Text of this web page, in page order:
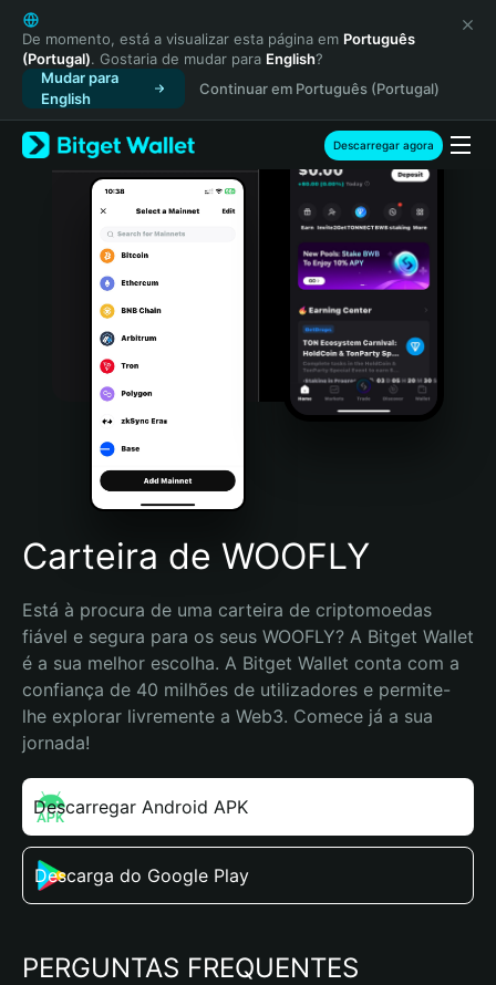
English
日本語
Tiếng Việt
Русский
Español (Latinoamérica)
Türkçe
Italiano
Português (Portugal)
Bahasa Indonesia
Português (Brasil)
Español (Argentina)
De momento, está a visualizar esta página em Português
(Portugal). Gostaria de mudar para English?
Mudar para
English
Continuar em Português (Portugal)
Descarregar agora
Carteira de WOOFLY
Está à procura de uma carteira de criptomoedas
fiável e segura para os seus WOOFLY? A Bitget Wallet
é a sua melhor escolha. A Bitget Wallet conta com a
confiança de 40 milhões de utilizadores e permite-
lhe explorar livremente a Web3. Comece já a sua
jornada!
Descarregar Android APK
Descarga do Google Play
PERGUNTAS FREQUENTES